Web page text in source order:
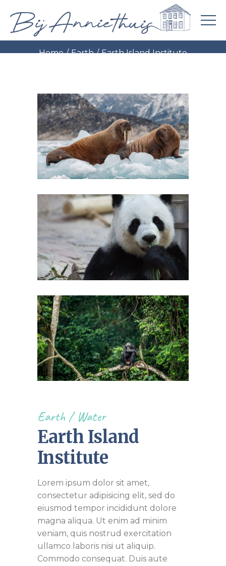
Portfolio
Home Earth Earth Island Institute
Earth Water
Earth Island
Institute
Lorem ipsum dolor sit amet,
consectetur adipisicing elit, sed do
eiusmod tempor incididunt dolore
magna aliqua. Ut enim ad minim
veniam, quis nostrud exercitation
ullamco laboris nisi ut aliquip.
Commodo consequat. Duis aute